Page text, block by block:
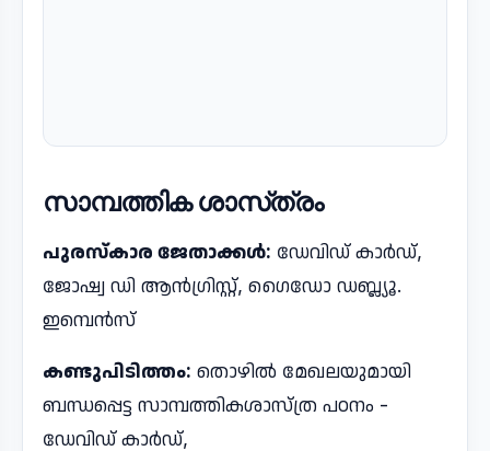
സാമ്പത്തിക ശാസ്​ത്രം
പുരസ്​കാര ജേതാക്കൾ: ഡേവിഡ് കാര്‍ഡ്,
ജോഷ്വ ഡി ആന്‍ഗ്രിസ്റ്റ്, ഗൈഡോ ഡബ്ല്യൂ.
ഇമ്പെന്‍സ്
കണ്ടുപിടിത്തം: തൊഴില്‍ മേഖലയുമായി
ബന്ധപ്പെട്ട സാമ്പത്തികശാസ്ത്ര പഠനം -
ഡേവിഡ് കാര്‍ഡ്​,